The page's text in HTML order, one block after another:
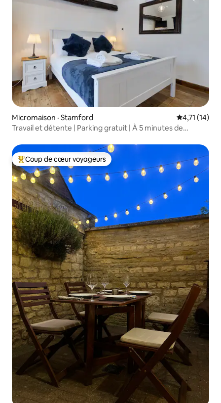
Micromaison · Stamford Note
4,71 (14)
Travail et détente | Parking gratuit | À 5 minutes de
Coup de cœur voyageurs parmi les plus aimés
Coup de cœur voyageurs